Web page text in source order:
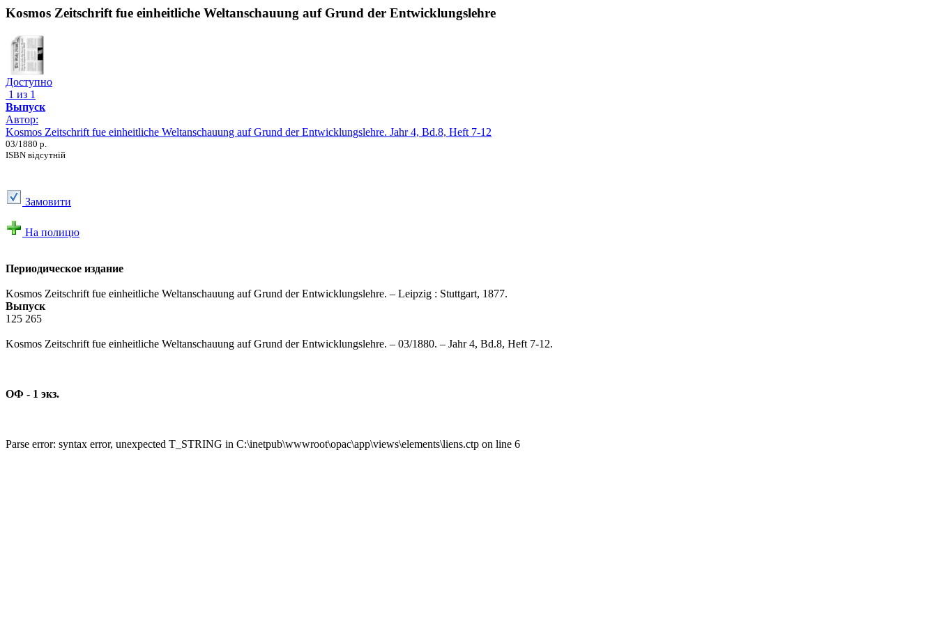
Kosmos Zeitschrift fue einheitliche Weltanschauung auf Grund der Entwicklungslehre
Доступно
1 из 1
Выпуск
Автор:
Kosmos Zeitschrift fue einheitliche Weltanschauung auf Grund der Entwicklungslehre. Jahr 4, Bd.8, Heft 7-12
03/1880 р.
ISBN відсутній
Замовити
На полицю
Периодическое издание
Kosmos Zeitschrift fue einheitliche Weltanschauung auf Grund der Entwicklungslehre. – Leipzig : Stuttgart, 1877.
Выпуск
125 265
Kosmos Zeitschrift fue einheitliche Weltanschauung auf Grund der Entwicklungslehre. – 03/1880. – Jahr 4, Bd.8, Heft 7-12.
ОФ - 1 экз.
Parse error: syntax error, unexpected T_STRING in C:\inetpub\wwwroot\opac\app\views\elements\liens.ctp on line 6